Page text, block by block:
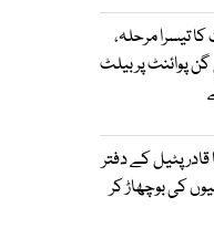
کا تیسرا مرحلہ،
پوائنٹ پر بیلٹ
قادر پٹیل کے دفتر
کی بوچھاڑ کر